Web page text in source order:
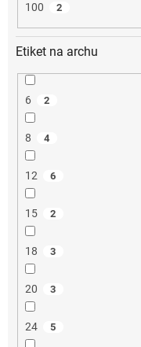
100 2
Etiket na archu
6 2
8 4
12 6
15 2
18 3
20 3
24 5